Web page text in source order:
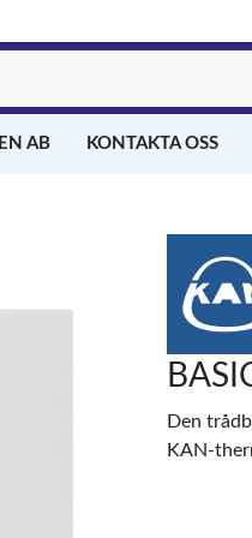
AB KONTAKTA OSS
Den
KAN-